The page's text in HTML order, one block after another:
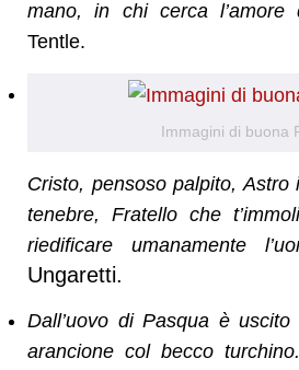
mano, in chi cerca l’amore
Tentle.
Immagini di buona
Cristo, pensoso palpito, Astro
tenebre, Fratello che
riedificare umanamente
Ungaretti.
Dall’uovo di Pasqua è
arancione col becco